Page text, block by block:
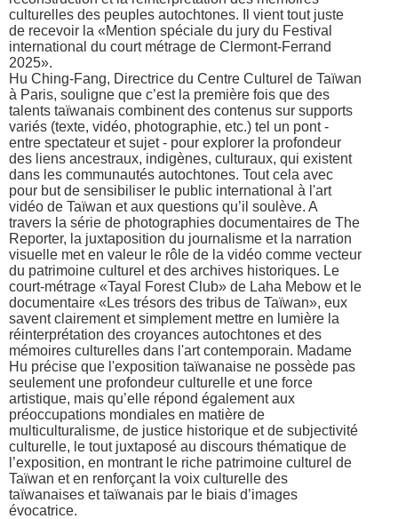
culturelles des peuples autochtones. Il vient tout juste
de recevoir la «Mention spéciale du jury du Festival
international du court métrage de Clermont-Ferrand
2025».
Hu Ching-Fang, Directrice du Centre Culturel de Taïwan
à Paris, souligne que c’est la première fois que des
talents taïwanais combinent des contenus sur supports
variés (texte, vidéo, photographie, etc.) tel un pont -
entre spectateur et sujet - pour explorer la profondeur
des liens ancestraux, indigènes, culturaux, qui existent
dans les communautés autochtones. Tout cela avec
pour but de sensibiliser le public international à l'art
vidéo de Taïwan et aux questions qu’il soulève. A
travers la série de photographies documentaires de The
Reporter, la juxtaposition du journalisme et la narration
visuelle met en valeur le rôle de la vidéo comme vecteur
du patrimoine culturel et des archives historiques. Le
court-métrage «Tayal Forest Club» de Laha Mebow et le
documentaire «Les trésors des tribus de Taïwan», eux
savent clairement et simplement mettre en lumière la
réinterprétation des croyances autochtones et des
mémoires culturelles dans l'art contemporain. Madame
Hu précise que l'exposition taïwanaise ne possède pas
seulement une profondeur culturelle et une force
artistique, mais qu’elle répond également aux
préoccupations mondiales en matière de
multiculturalisme, de justice historique et de subjectivité
culturelle, le tout juxtaposé au discours thématique de
l’exposition, en montrant le riche patrimoine culturel de
Taïwan et en renforçant la voix culturelle des
taïwanaises et taïwanais par le biais d’images
évocatrice.